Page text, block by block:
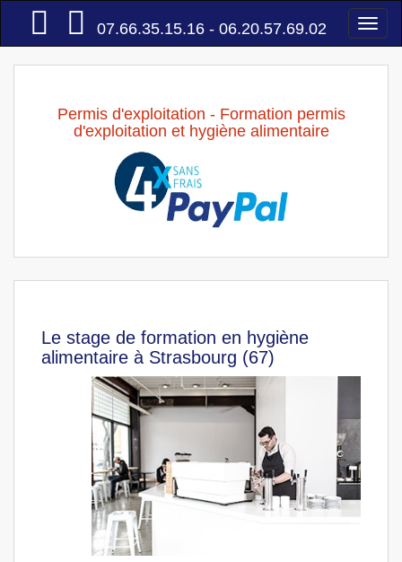
Accueil
07.66.35.15.16 - 06.20.57.69.02
Permis d'exploitation - Formation permis
d'exploitation et hygiène alimentaire
Le stage de formation en hygiène
alimentaire à Strasbourg (67)